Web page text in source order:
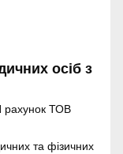
осіб з
рахунок ТОВ
та фізичних